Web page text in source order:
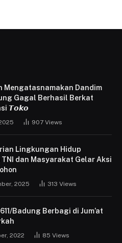
Mengatasnamakan Dandim
Gagal Berhasil Berkat
𝙏𝙤𝙠𝙤
907 Views
Lingkungan Hidup
TNI dan Masyarakat Gelar Aksi
2025 313 Views
Badung Berbagi di Jum’at
2022 85 Views